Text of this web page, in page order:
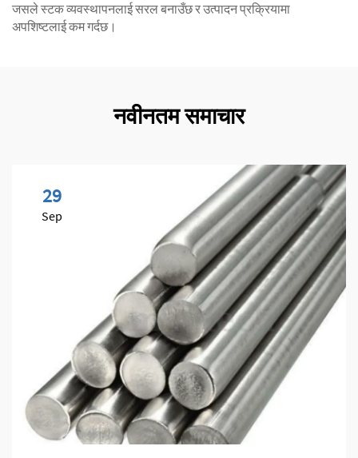
जसले स्टक व्यवस्थापनलाई सरल बनाउँछ र उत्पादन प्रक्रियामा
अपशिष्टलाई कम गर्दछ।
नवीनतम समाचार
29
Sep